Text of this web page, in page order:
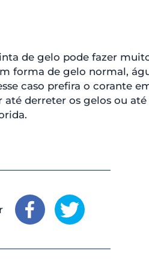
de gelo pode fazer
forma de gelo normal,
caso prefira o corante
até derreter os gelos ou até
CompartilharCompartilhar